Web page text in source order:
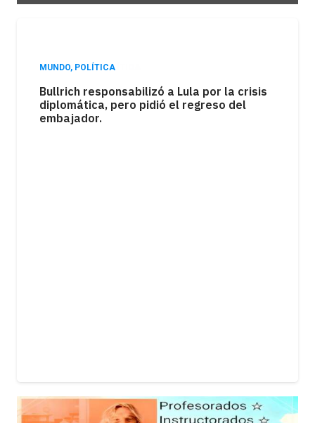
NACIONALES, POLÍTICA
Brutal represión frente al Congreso
durante la protesta contra el proyecto
oficial.